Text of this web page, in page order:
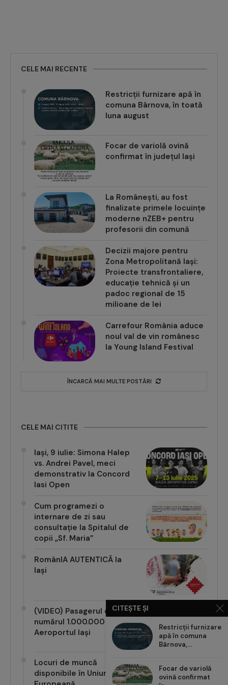
CELE MAI RECENTE
Restricții furnizare apă în
comuna Bârnova, în toată
luna august
Focar de variolă ovină
confirmat în județul Iași
La Românești, au fost
finalizate primele locuințe
moderne nZEB+ pentru
profesorii din comună
Decizii majore pentru
Zona Metropolitană Iași:
Proiecte transfrontaliere,
educație tehnică și un
padoc regional de 15
milioane de lei
Carrefour România aduce
noul val de vin românesc
la Young Island Festival
ÎNCARCĂ MAI MULTE POSTĂRI
CELE MAI CITITE
Iași, 9 iulie: Simona Halep
vs. Andrei Pavel, meci
demonstrativ la Concord
Iasi Open
Cum programezi o
internare de zi sau
consultație la Spitalul de
copii „Sf. Maria”
RomânIA AUTENTICĂ la
Iași
(VIDEO) Pasagerul cu
numărul 1.000.000 pe
Aeroportul Iași
Locuri de muncă
disponibile în Uniunea
CITEȘTE ȘI
Restricții furnizare
apă în comuna
Bârnova,...
Focar de variolă
ovină confirmat